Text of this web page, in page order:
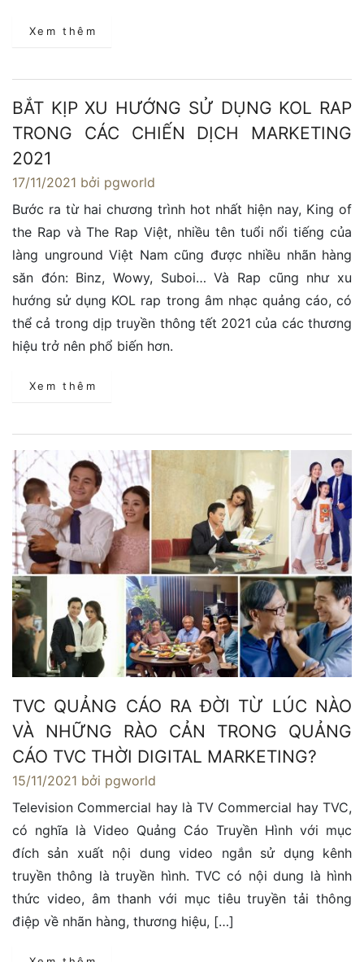
Xem thêm
BẮT KỊP XU HƯỚNG SỬ DỤNG KOL RAP
TRONG CÁC CHIẾN DỊCH MARKETING
2021
17/11/2021 bởi pgworld
Bước ra từ hai chương trình hot nhất hiện nay, King of
the Rap và The Rap Việt, nhiều tên tuổi nổi tiếng của
làng unground Việt Nam cũng được nhiều nhãn hàng
săn đón: Binz, Wowy, Suboi… Và Rap cũng như xu
hướng sử dụng KOL rap trong âm nhạc quảng cáo, có
thể cả trong dịp truyền thông tết 2021 của các thương
hiệu trở nên phổ biến hơn.
Xem thêm
TVC QUẢNG CÁO RA ĐỜI TỪ LÚC NÀO
VÀ NHỮNG RÀO CẢN TRONG QUẢNG
CÁO TVC THỜI DIGITAL MARKETING?
15/11/2021 bởi pgworld
Television Commercial hay là TV Commercial hay TVC,
có nghĩa là Video Quảng Cáo Truyền Hình với mục
đích sản xuất nội dung video ngắn sử dụng kênh
truyền thông là truyền hình. TVC có nội dung là hình
thức video, âm thanh với mục tiêu truyền tải thông
điệp về nhãn hàng, thương hiệu, […]